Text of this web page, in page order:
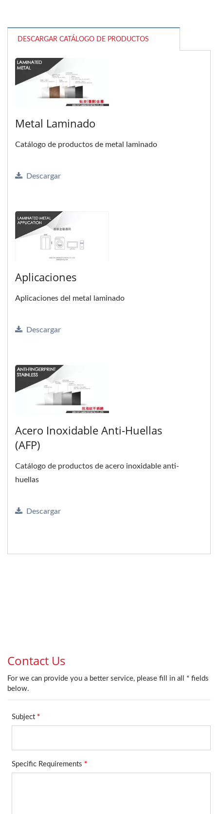
DESCARGAR CATÁLOGO DE PRODUCTOS
Metal Laminado
Catálogo de productos de metal laminado
Descargar
Aplicaciones
Aplicaciones del metal laminado
Descargar
Acero Inoxidable Anti-Huellas
(AFP)
Catálogo de productos de acero inoxidable anti-
huellas
Descargar